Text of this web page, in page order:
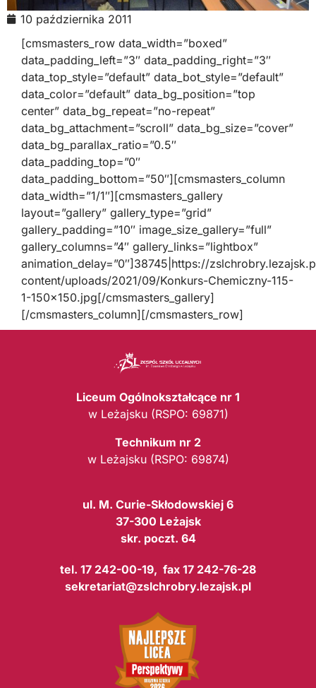
10 października 2011
[cmsmasters_row data_width=”boxed”
data_padding_left=”3″ data_padding_right=”3″
data_top_style=”default” data_bot_style=”default”
data_color=”default” data_bg_position=”top
center” data_bg_repeat=”no-repeat”
data_bg_attachment=”scroll” data_bg_size=”cover”
data_bg_parallax_ratio=”0.5″
data_padding_top=”0″
data_padding_bottom=”50″][cmsmasters_column
data_width=”1/1″][cmsmasters_gallery
layout=”gallery” gallery_type=”grid”
gallery_padding=”10″ image_size_gallery=”full”
gallery_columns=”4″ gallery_links=”lightbox”
animation_delay=”0″]38745|https://
content/uploads/2021/09/Konkurs-Chemiczny-115-
1-150×150.jpg[/cmsmasters_gallery]
[/cmsmasters_column][/cmsmasters_row]
Liceum Ogólnokształcące nr 1
w Leżajsku (RSPO: 69871)
Technikum nr 2
w Leżajsku (RSPO: 69874)
ul. M. Curie-Skłodowskiej 6
37-300 Leżajsk
skr. poczt. 64
tel. 17 242-00-19, fax 17 242-76-28
sekretariat@zslchrobry.lezajsk.pl